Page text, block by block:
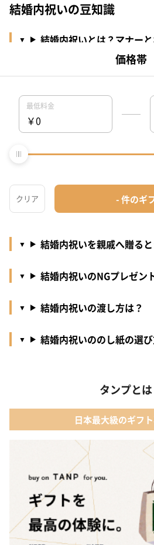
結婚内祝いの豆知識
結婚内祝いとは？マナー
結婚内祝いを贈るタイミ
結婚内祝いを家族へ贈る
結婚内祝いを友人へ贈る
結婚内祝いを親戚へ贈る
結婚内祝いのNGプレゼン
結婚内祝いの渡し方は？
結婚内祝いののし紙の選び
タンプとは
日本最大級のギフ